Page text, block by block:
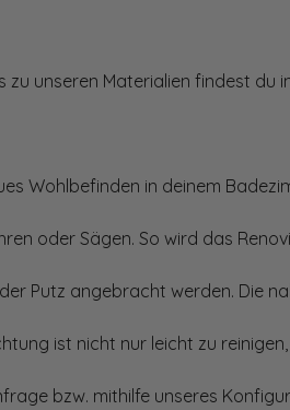
unseren Materialien findest du
Wohlbefinden in deinem
oder Sägen. So wird das
Putz angebracht werden. Die
ist nicht nur leicht zu
bzw. mithilfe unseres